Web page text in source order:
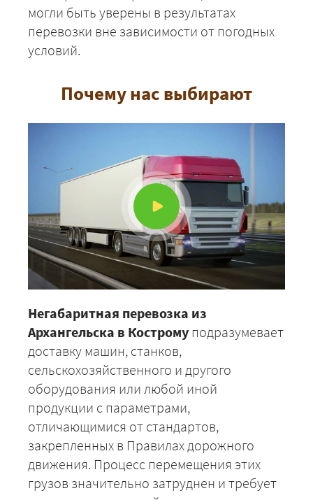
могли быть уверены в результатах
перевозки вне зависимости от погодных
условий.
Почему нас выбирают
Негабаритная перевозка из
Архангельска в Кострому подразумевает
доставку машин, станков,
сельскохозяйственного и другого
оборудования или любой иной
продукции с параметрами,
отличающимися от стандартов,
закрепленных в Правилах дорожного
движения. Процесс перемещения этих
грузов значительно затруднен и требует